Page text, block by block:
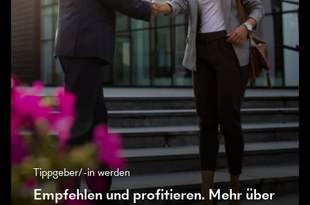
Tippgeber/-in werden
Empfehlen und profitieren. Mehr über